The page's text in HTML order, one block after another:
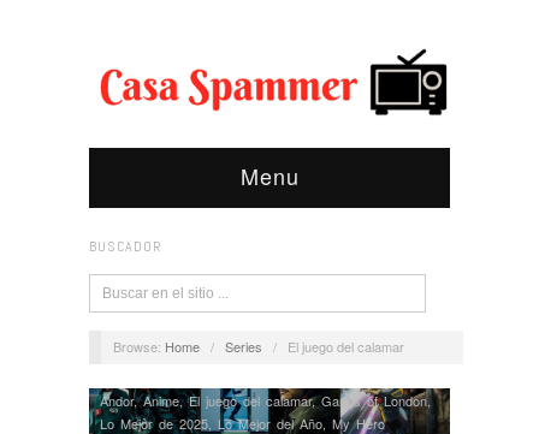
Menu
BUSCADOR
Browse: Home / Series / El juego del calamar
Andor,Anime,El juego del calamar,Gangs of London,
Lo Mejor de 2025, Lo Mejor del Año, My Hero